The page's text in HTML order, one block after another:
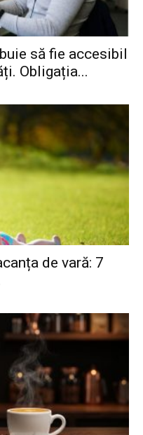
să fie accesibil
Obligația...
de vară: 7